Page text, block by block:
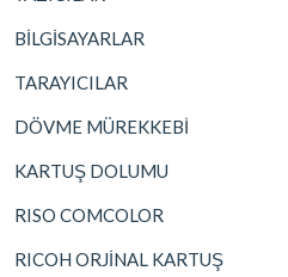
BİLGİSAYARLAR
TARAYICILAR
DÖVME MÜREKKEBİ
KARTUŞ DOLUMU
RISO COMCOLOR
RICOH ORJİNAL KARTUŞ